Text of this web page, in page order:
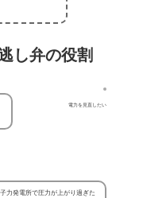
し弁の役割
電力を見直したい
力発電所で圧力が上がり過ぎた